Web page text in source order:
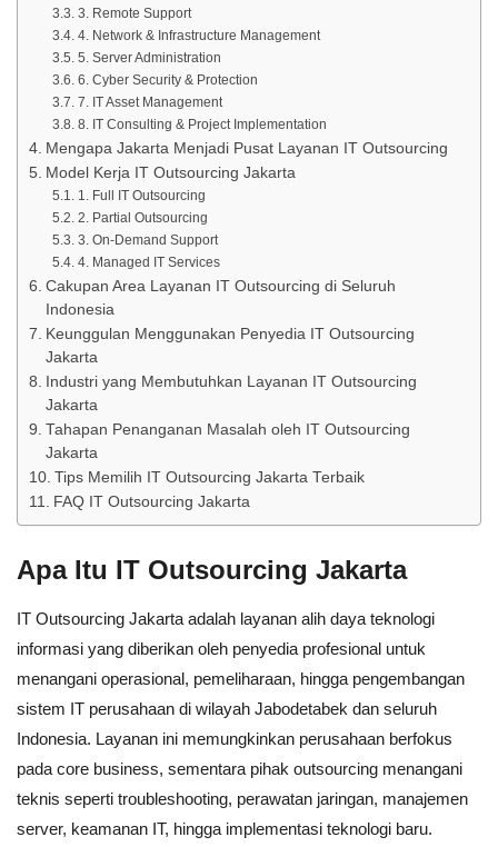
3. Remote Support
4. Network & Infrastructure Management
5. Server Administration
6. Cyber Security & Protection
7. IT Asset Management
8. IT Consulting & Project Implementation
Mengapa Jakarta Menjadi Pusat Layanan IT Outsourcing
Model Kerja IT Outsourcing Jakarta
1. Full IT Outsourcing
2. Partial Outsourcing
3. On-Demand Support
4. Managed IT Services
Cakupan Area Layanan IT Outsourcing di Seluruh
Indonesia
Keunggulan Menggunakan Penyedia IT Outsourcing
Jakarta
Industri yang Membutuhkan Layanan IT Outsourcing
Jakarta
Tahapan Penanganan Masalah oleh IT Outsourcing
Jakarta
Tips Memilih IT Outsourcing Jakarta Terbaik
FAQ IT Outsourcing Jakarta
Apa Itu IT Outsourcing Jakarta
IT Outsourcing Jakarta adalah layanan alih daya teknologi
informasi yang diberikan oleh penyedia profesional untuk
menangani operasional, pemeliharaan, hingga pengembangan
sistem IT perusahaan di wilayah Jabodetabek dan seluruh
Indonesia. Layanan ini memungkinkan perusahaan berfokus
pada core business, sementara pihak outsourcing menangani
teknis seperti troubleshooting, perawatan jaringan, manajemen
server, keamanan IT, hingga implementasi teknologi baru.